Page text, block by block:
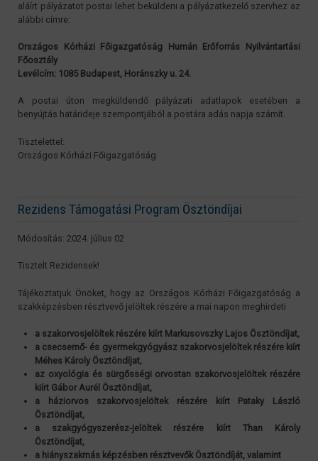
aláírt pályázatot postai lehet beküldeni a pályázatkezelő szervhez az
alábbi címre:
Országos Kórházi Főigazgatóság Humán Erőforrás Nyilvántartási
Főosztály
Levélcím: 1085 Budapest, Horánszky u. 24.
A postai úton megküldendő pályázati adatlapok esetében a
benyújtás határideje szempontjából a postára adás napja számít.
Tisztelettel:
Országos Kórházi Főigazgatóság
Rezidens Támogatási Program Ösztöndíjai
Módosítás: 2024. július 02
Tisztelt Rezidensek!
Tájékoztatjuk Önöket, hogy az Országos Kórházi Főigazgatóság a
szakképzésben résztvevő jelöltek részére a mai napon meghirdeti
a szakorvosjelöltek részére kiírt Markusovszky Lajos Ösztöndíjat,
a csecsemő- és gyermekgyógyász szakorvosjelöltek részére kiírt
Méhes Károly Ösztöndíjat,
az oxyológia és sürgősségi orvostan szakorvosjelöltek részére
kiírt Gábor Aurél Ösztöndíjat,
a háziorvos szakorvosjelöltek részére kiírt Pataky László
Ösztöndíjat,
a szakgyógyszerész-jelöltek részére kiírt Than Károly
Ösztöndíjat,
a hiányszakmás képzésben résztvevők Ösztöndíját, valamint